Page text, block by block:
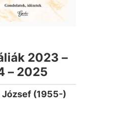
2023 –
– 2025
József (1955-)